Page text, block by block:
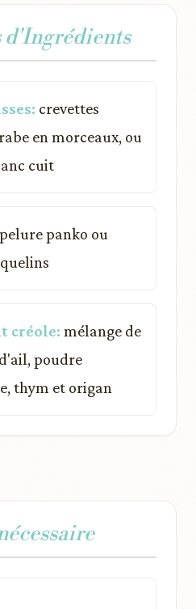
crevettes
en morceaux, ou
cuit
panko ou
créole: mélange de
poudre
thym et origan